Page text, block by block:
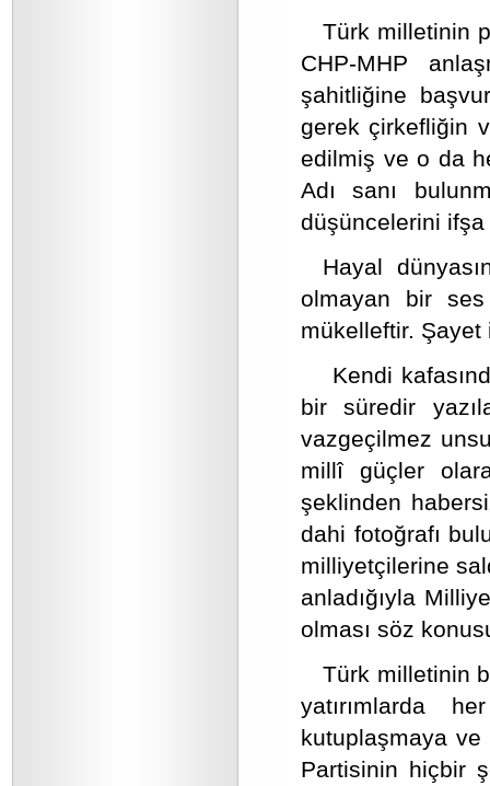
Türk milletinin
CHP-MHP
şahitliğine
gerek çirkefliğin
edilmiş ve o da
Adı sanı
düşüncelerini
Hayal
olmayan bir ses
mükelleftir. Şayet
Kendi
bir süredir
vazgeçilmez
millî güçler
şeklinden
dahi fotoğrafı
milliyetçilerine
anladığıyla
olması söz
Türk milletinin
yatırımlarda
kutuplaşmaya ve
Partisinin hiçbir